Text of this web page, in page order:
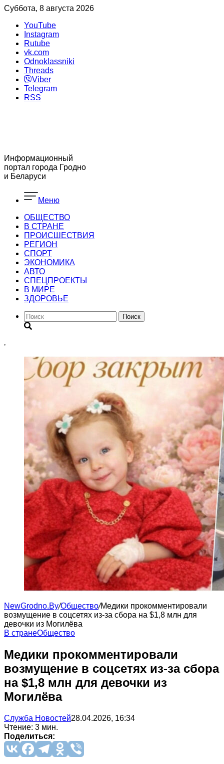
Суббота, 8 августа 2026
YouTube
Instagram
Rutube
vk.com
Odnoklassniki
Threads
Viber
Telegram
RSS
Информационный
портал города Гродно
и Беларуси
Меню
ОБЩЕСТВО
В СТРАНЕ
ПРОИСШЕСТВИЯ
РЕГИОН
CПОРТ
ЭКОНОМИКА
АВТО
СПЕЦПРОЕКТЫ
В МИРЕ
ЗДОРОВЬЕ
Поиск
NewGrodno.By/Общество/Медики прокомментировали
возмущение в соцсетях из-за сбора на $1,8 млн для
девочки из Могилёва
В странеОбщество
Медики прокомментировали
возмущение в соцсетях из-за сбора
на $1,8 млн для девочки из
Могилёва
Служба Новостей28.04.2026, 16:34
Чтение: 3 мин.
Поделиться: